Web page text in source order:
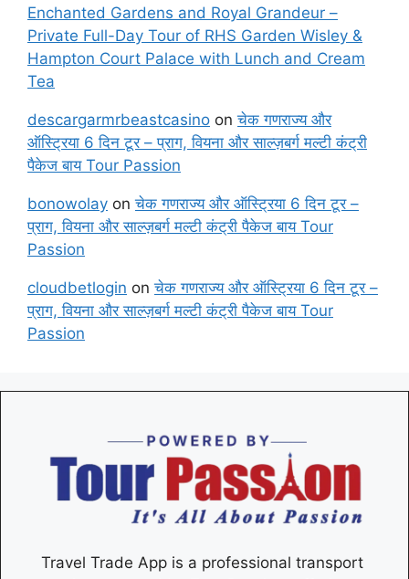
Enchanted Gardens and Royal Grandeur –
Private Full-Day Tour of RHS Garden Wisley &
Hampton Court Palace with Lunch and Cream
Tea
descargarmrbeastcasino onचेक गणराज्य और
ऑस्ट्रिया 6 दिन टूर – प्राग, वियना और साल्ज़बर्ग मल्टी कंट्री
पैकेज बाय Tour Passion
bonowolay onचेक गणराज्य और ऑस्ट्रिया 6 दिन टूर –
प्राग, वियना और साल्ज़बर्ग मल्टी कंट्री पैकेज बाय Tour
Passion
cloudbetlogin onचेक गणराज्य और ऑस्ट्रिया 6 दिन टूर –
प्राग, वियना और साल्ज़बर्ग मल्टी कंट्री पैकेज बाय Tour
Passion
Travel Trade App is a professional transport